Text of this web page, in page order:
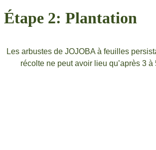
Étape 2: Plantation
Les arbustes de JOJOBA à feuilles
récolte ne peut avoir lieu qu’après 3